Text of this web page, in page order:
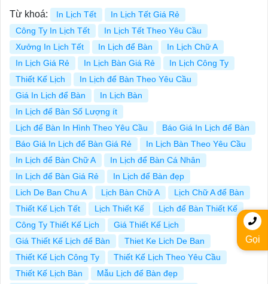
Từ khoá: In Lịch Tết
In Lịch Tết Giá Rẻ
Công Ty In Lịch Tết
In Lịch Tết Theo Yêu Cầu
Xưởng In Lịch Tết
In Lịch để Bàn
In Lịch Chữ A
In Lịch Giá Rẻ
In Lịch Bàn Giá Rẻ
In Lịch Công Ty
Thiết Kế Lịch
In Lịch để Bàn Theo Yêu Cầu
Giá In Lịch để Bàn
In Lịch Bàn
In Lịch để Bàn Số Lượng ít
Lịch để Bàn In Hình Theo Yêu Cầu
Báo Giá In Lịch để Bàn
Báo Giá In Lịch để Bàn Giá Rẻ
In Lịch Bàn Theo Yêu Cầu
In Lịch để Bàn Chữ A
In Lịch để Bàn Cá Nhân
In Lịch để Bàn Giá Rẻ
In Lịch để Bàn đẹp
Lich De Ban Chu A
Lịch Bàn Chữ A
Lịch Chữ A để Bàn
Thiết Kế Lịch Tết
Lịch Thiết Kế
Lịch để Bàn Thiết Kế
Công Ty Thiết Kế Lịch
Giá Thiết Kế Lịch
Giá Thiết Kế Lịch để Bàn
Thiet Ke Lich De Ban
Thiết Kế Lịch Công Ty
Thiết Kế Lịch Theo Yêu Cầu
Thiết Kế Lịch Bàn
Mẫu Lịch để Bàn đẹp
Gọi